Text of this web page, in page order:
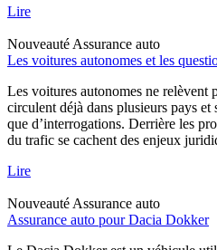
Lire
Nouveauté Assurance auto
Les voitures autonomes et les
Les voitures autonomes ne relèvent
circulent déjà dans plusieurs pays et
que d’interrogations. Derrière les
du trafic se cachent des enjeux
Lire
Nouveauté Assurance auto
Assurance auto pour Dacia Dokker